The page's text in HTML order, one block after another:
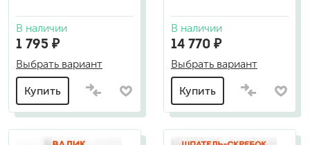
В наличии
1 795 ₽
Выбрать вариант
Купить
В наличии
14 770 ₽
Выбрать вариант
Купить